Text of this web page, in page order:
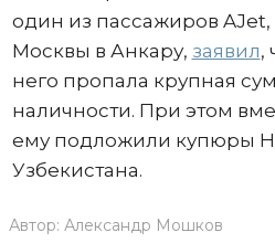
один из пассажиров
Москвы в Анкару, заявил,
него пропала крупная
наличности. При этом
ему подложили купюры
Узбекистана.
Автор: Александр Мошков